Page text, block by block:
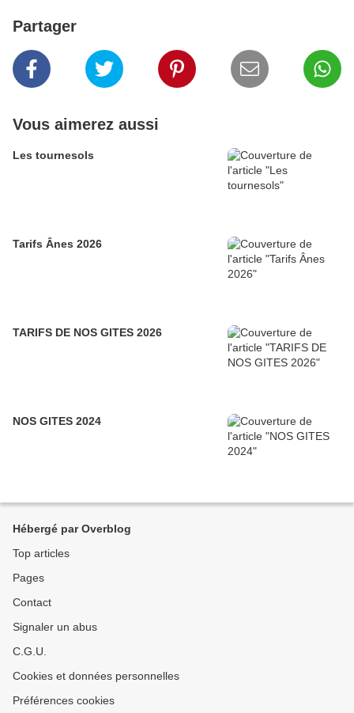
Partager
Vous aimerez aussi
Les tournesols
Tarifs Ânes 2026
TARIFS DE NOS GITES 2026
NOS GITES 2024
Hébergé par Overblog
Top articles
Pages
Contact
Signaler un abus
C.G.U.
Cookies et données personnelles
Préférences cookies